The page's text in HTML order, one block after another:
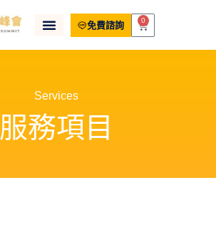
免費諮詢 0
Services
服務項目